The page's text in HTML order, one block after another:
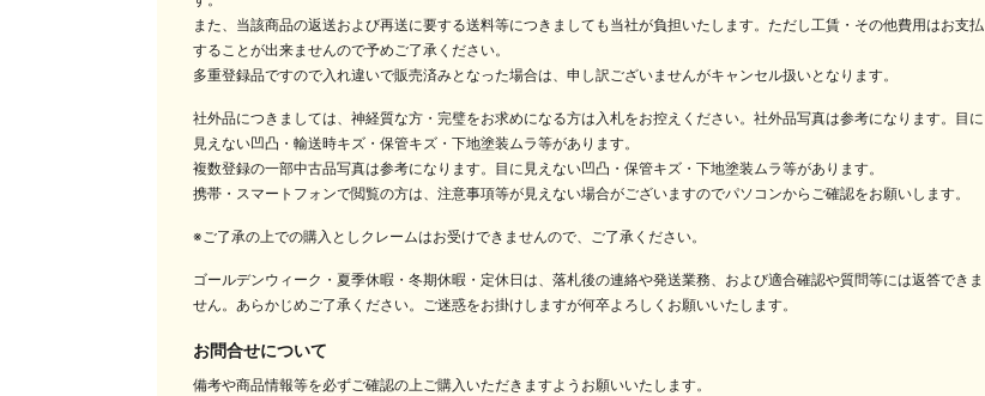
また、当該商品の返送および再送に要する送料等につきましても当社が負担いたします。ただし工賃・その他費用はお支払
することが出来ませんので予めご了承ください。
多重登録品ですので入れ違いで販売済みとなった場合は、申し訳ございませんがキャンセル扱いとなります。
社外品につきましては、神経質な方・完璧をお求めになる方は入札をお控えください。社外品写真は参考になります。目に
見えない凹凸・輸送時キズ・保管キズ・下地塗装ムラ等があります。
複数登録の一部中古品写真は参考になります。目に見えない凹凸・保管キズ・下地塗装ムラ等があります。
携帯・スマートフォンで閲覧の方は、注意事項等が見えない場合がございますのでパソコンからご確認をお願いします。
※ご了承の上での購入としクレームはお受けできませんので、ご了承ください。
ゴールデンウィーク・夏季休暇・冬期休暇・定休日は、落札後の連絡や発送業務、および適合確認や質問等には返答できま
せん。あらかじめご了承ください。ご迷惑をお掛けしますが何卒よろしくお願いいたします。
お問合せについて
備考や商品情報等を必ずご確認の上ご購入いただきますようお願いいたします。